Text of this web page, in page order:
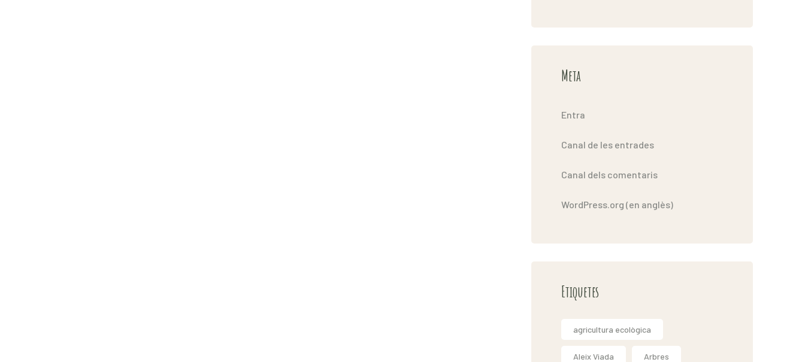
Meta
Entra
Canal de les entrades
Canal dels comentaris
WordPress.org (en anglès)
Etiquetes
agricultura ecològica
Aleix Viada Arbres